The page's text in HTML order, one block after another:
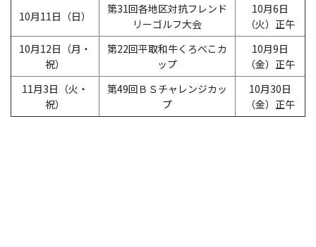
10月11日（日）
第31回各地区対抗フレンド
リーゴルフ大会
10月6日
（火）正午
10月12日（月・
祝）
第22回平取和牛くろべこカ
ップ
10月9日
（金）正午
11月3日（火・
祝）
第49回ＢＳチャレンジカッ
プ
10月30日
（金）正午